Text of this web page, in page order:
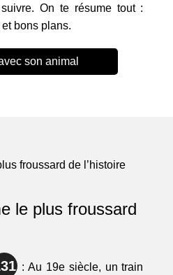
On te résume tout :
bons plans.
son animal
le plus froussard
: Au 19e siècle, un train